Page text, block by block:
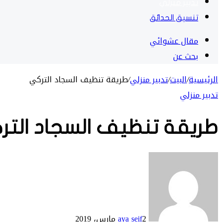
تنسيق الحدائق
مقال عشوائي
بحث عن
الرئيسية/البيت/تدبير منزلي/طريقة تنظيف السجاد التركي
تدبير منزلي
طريقة تنظيف السجاد
aya seif2 مارس، 2019